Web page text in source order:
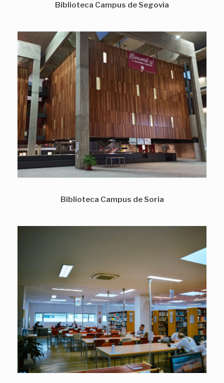
Biblioteca Campus de Segovia
Biblioteca Campus de Soria